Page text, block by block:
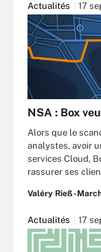
Actualités 17
NSA : Box
Alors que le
analystes, avoir
services Cloud,
rassurer ses
Valéry Rieß-
Actualités 17